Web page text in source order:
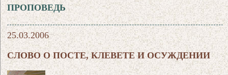
ПРОПОВЕДЬ
25.03.2006
СЛОВО О ПОСТЕ, КЛЕВЕТЕ И ОСУЖДЕНИИ